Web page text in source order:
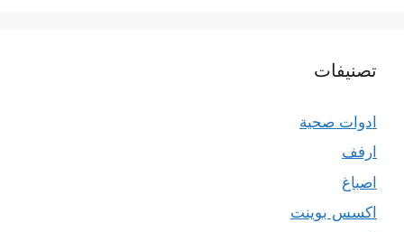
تصنيفات
ادوات صحية
ارفف
اصباغ
اكسس بوينت